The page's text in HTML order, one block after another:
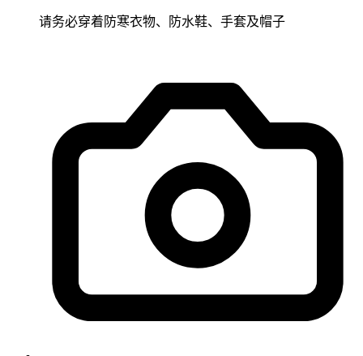
请务必穿着防寒衣物、防水鞋、手套及帽子